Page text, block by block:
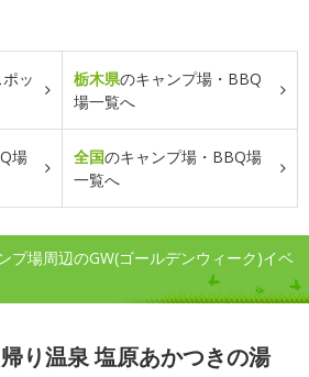
ッ
栃木県のキャンプ場・BBQ
場一覧へ
場
全国のキャンプ場・BBQ場
一覧へ
プ場周辺のGW(ゴールデンウィーク)イベ
り温泉 塩原あかつきの湯